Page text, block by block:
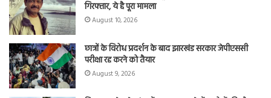
गिरफ्तार, ये है पूरा मामला
August 10, 2026
छात्रों के विरोध प्रदर्शन के बाद झारखंड सरकार जेपीएससी
परीक्षा रद्द करने को तैयार
August 9, 2026